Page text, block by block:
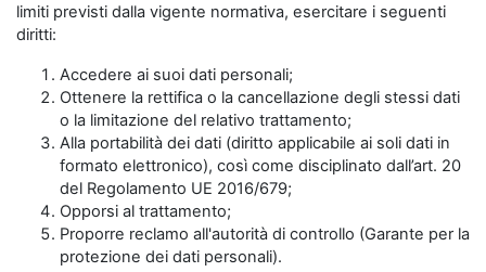
limiti previsti dalla vigente normativa, esercitare i seguenti
diritti:
Accedere ai suoi dati personali;
Ottenere la rettifica o la cancellazione degli stessi dati
o la limitazione del relativo trattamento;
Alla portabilità dei dati (diritto applicabile ai soli dati in
formato elettronico), così come disciplinato dall’art. 20
del Regolamento UE 2016/679;
Opporsi al trattamento;
Proporre reclamo all'autorità di controllo (Garante per la
protezione dei dati personali).